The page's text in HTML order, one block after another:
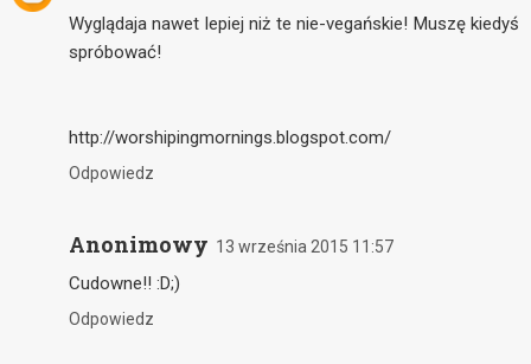
Wyglądaja nawet lepiej niż te nie-vegańskie! Muszę kiedyś
spróbować!
http://worshipingmornings.blogspot.com/
Odpowiedz
Anonimowy 13 września 2015 11:57
Cudowne!! :D;)
Odpowiedz